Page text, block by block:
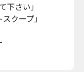
下さい」
クープ」